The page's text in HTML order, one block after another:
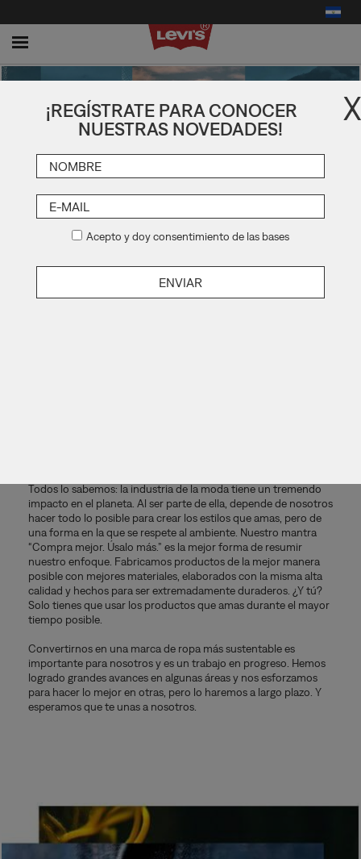
Toggle
TENEMOS LA MISIÓN
Todos lo sabemos: la industria de la moda tiene un tremendo
impacto en el planeta. Al ser parte de ella, depende de nosotros
hacer todo lo posible para crear los estilos que amas, pero de
una forma en la que se respete al ambiente. Nuestro mantra
“Compra mejor. Úsalo más.” es la mejor forma de resumir
nuestro enfoque. Fabricamos productos de la mejor manera
posible con mejores materiales, elaborados con la misma alta
calidad y hechos para ser extremadamente duraderos. ¿Y tú?
Solo tienes que usar los productos que amas durante el mayor
tiempo posible.
Convertirnos en una marca de ropa más sustentable es
importante para nosotros y es un trabajo en progreso. Hemos
logrado grandes avances en algunas áreas y nos esforzamos
para hacer lo mejor en otras, pero lo haremos a largo plazo. Y
esperamos que te unas a nosotros.
X
¡REGÍSTRATE PARA CONOCER
NUESTRAS NOVEDADES!
Acepto y doy consentimiento de las bases